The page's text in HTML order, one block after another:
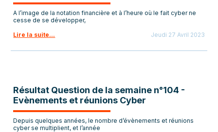
A l’image de la notation financière et à l’heure où le fait cyber ne
cesse de se développer,
Lire la suite...
Jeudi 27 Avril 2023
Résultat Question de la semaine n°104 -
Evènements et réunions Cyber
Depuis quelques années, le nombre d’évènements et réunions
cyber se multiplient, et l’année